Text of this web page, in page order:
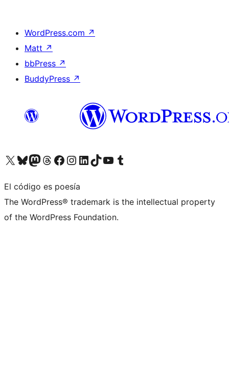
WordPress.com ↗
Matt ↗
bbPress ↗
BuddyPress ↗
Visita nuestra cuenta de X (anteriormente Twitter)
Visita nuestra cuenta de Bluesky
Visita nuestra cuenta de Mastodon
Visita nuestra cuenta de Threads
Visita nuestra página de Facebook
Visita nuestra cuenta de Instagram
Visita nuestra cuenta de LinkedIn
Visita nuestra cuenta de TikTok
Visita nuestro canal de YouTube
Visita nuestra cuenta de Tumblr
El código es poesía
The WordPress® trademark is the intellectual property
of the WordPress Foundation.